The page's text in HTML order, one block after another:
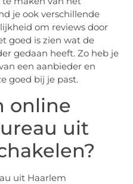
je ook verschillende
om reviews door
goed is zien wat de
gedaan heeft. Zo heb je
een aanbieder en
goed bij je past.
online
uit
uit Haarlem